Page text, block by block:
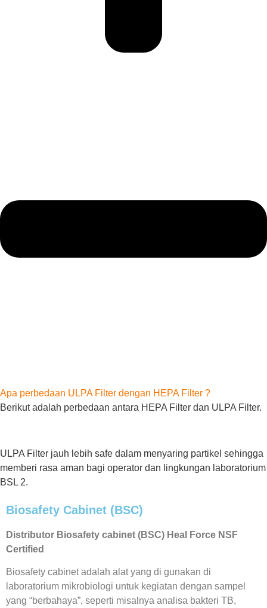
Apa perbedaan ULPA Filter dengan HEPA Filter ?
Berikut adalah perbedaan antara HEPA Filter dan ULPA Filter.
ULPA Filter jauh lebih safe dalam menyaring partikel sehingga
memberi rasa aman bagi operator dan lingkungan laboratorium
BSL 2.
Biosafety Cabinet (BSC)
Distributor Biosafety cabinet (BSC) Heal Force NSF
Certified
Biosafety cabinet adalah alat yang di gunakan di
laboratorium mikrobiologi untuk kegiatan dengan sampel
yang “berbahaya”, seperti misalnya analisa bakteri TB,